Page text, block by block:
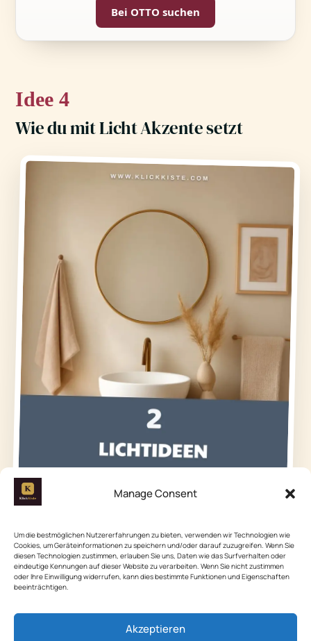
Manage Consent
Um die bestmöglichen Nutzererfahrungen zu bieten, verwenden wir Technologien wie
Cookies, um Geräteinformationen zu speichern und/oder darauf zuzugreifen. Wenn Sie
diesen Technologien zustimmen, erlauben Sie uns, Daten wie das Surfverhalten oder
eindeutige Kennungen auf dieser Website zu verarbeiten. Wenn Sie nicht zustimmen
oder Ihre Einwilligung widerrufen, kann dies bestimmte Funktionen und Eigenschaften
beeinträchtigen.
Akzeptieren
Bei OTTO suchen
4
Wie du mit Licht Akzente setzt
Ein warmes Licht schafft in jedem Raum eine